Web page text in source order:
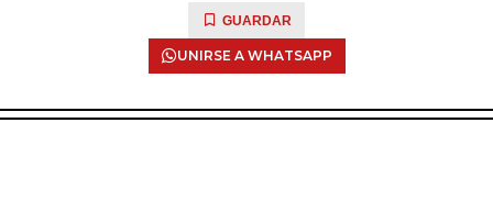
GUARDAR
UNIRSE A WHATSAPP